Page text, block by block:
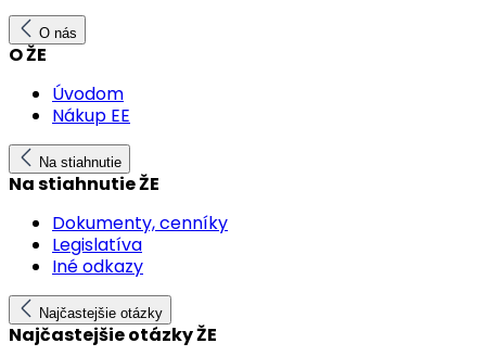
O nás
O ŽE
Úvodom
Nákup EE
Na stiahnutie
Na stiahnutie ŽE
Dokumenty, cenníky
Legislatíva
Iné odkazy
Najčastejšie otázky
Najčastejšie otázky ŽE